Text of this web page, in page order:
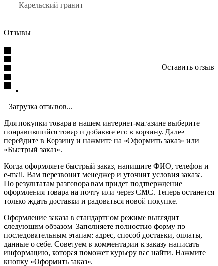
Карельский гранит
Отзывы
Оставить отзыв
Загрузка отзывов...
Для покупки товара в нашем интернет-магазине выберите
понравившийся товар и добавьте его в корзину. Далее
перейдите в Корзину и нажмите на «Оформить заказ» или
«Быстрый заказ».
Когда оформляете быстрый заказ, напишите ФИО, телефон и
e-mail. Вам перезвонит менеджер и уточнит условия заказа.
По результатам разговора вам придет подтверждение
оформления товара на почту или через СМС. Теперь останется
только ждать доставки и радоваться новой покупке.
Оформление заказа в стандартном режиме выглядит
следующим образом. Заполняете полностью форму по
последовательным этапам: адрес, способ доставки, оплаты,
данные о себе. Советуем в комментарии к заказу написать
информацию, которая поможет курьеру вас найти. Нажмите
кнопку «Оформить заказ».